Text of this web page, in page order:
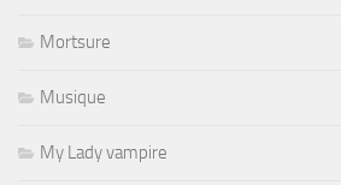
Mortsure
Musique
My Lady vampire